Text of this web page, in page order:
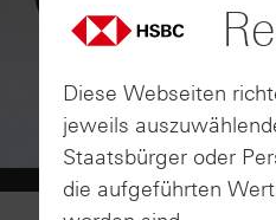
Diese Webseiten
jeweils
Staatsbürger oder
die aufgeführten